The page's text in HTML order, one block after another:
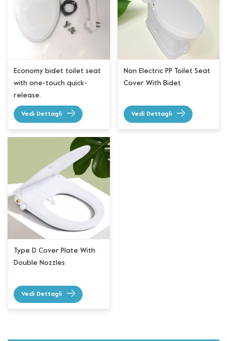
Economy bidet toilet seat
with one-touch quick-
release.
Vedi Dettagli
Non Electric PP Toilet Seat
Cover With Bidet
Vedi Dettagli
Type D Cover Plate With
Double Nozzles
Vedi Dettagli